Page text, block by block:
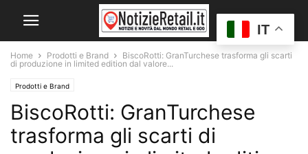
Home Prodotti e Brand
BiscoRotti: GranTurchese trasforma gli scarti
di produzione in limited edition dal valore...
Prodotti e Brand
BiscoRotti: GranTurchese
trasforma gli scarti di
IT